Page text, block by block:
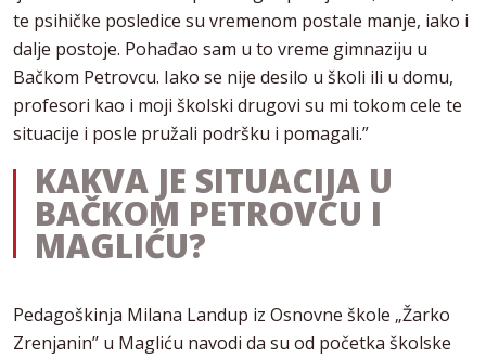
te psihičke posledice su vremenom postale manje, iako i
dalje postoje. Pohađao sam u to vreme gimnaziju u
Bačkom Petrovcu. Iako se nije desilo u školi ili u domu,
profesori kao i moji školski drugovi su mi tokom cele te
situacije i posle pružali podršku i pomagali.”
KAKVA JE SITUACIJA U
BAČKOM PETROVCU I
MAGLIĆU?
Pedagoškinja Milana Landup iz Osnovne škole „Žarko
Zrenjanin’’ u Magliću navodi da su od početka školske